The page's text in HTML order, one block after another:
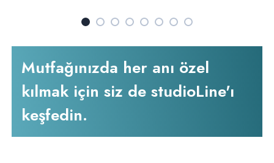
Mutfağınızda her anı özel
kılmak için siz de studioLine'ı
keşfedin.